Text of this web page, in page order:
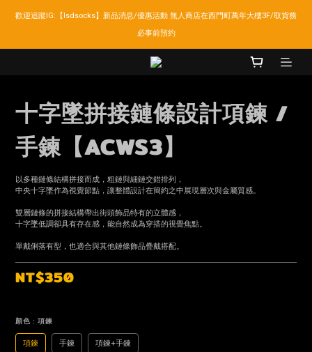
歡迎追蹤IG:【lsdsocks】新品消息/優惠活動 無人商店在西門町萬年大樓3F/取貨務
必事前預約
十字墜拼接鏈條設計項鍊 /
手鍊【ACWS3】
以多種鏈條結構拼接而成，粗鏈與細鏈交錯排列，
中央十字墜作為視覺節點，讓整體設計在簡約之中展現層次與金屬質感。
雙層鏈條的拼接結構帶出街頭飾品特有的立體感，
十字墜低調卻具有存在感，能自然成為穿搭的視覺焦點。
單戴俐落有型，也適合與其他鏈條飾品疊戴搭配。
NT$350
顏色 : 項鍊
項鍊 手鍊 項鍊+手鍊